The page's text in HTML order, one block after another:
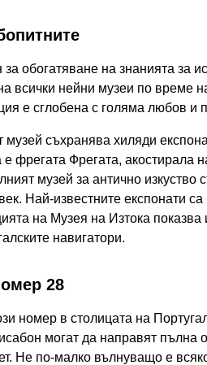
обогатяване на знанията за
всички нейни музеи по време
е сглобена с голяма любов и
музей съхранява хиляди
е фрегата Фрегата, акостирала
музей за антично изкуство
Най-известните експонати
на Музея на Изтока
навигатори.
28
номер в столицата на
могат да направят пълна
Не по-малко вълнуващо е